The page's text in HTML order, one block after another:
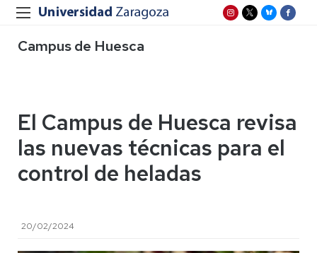
Campus de Huesca
El Campus de Huesca revisa
las nuevas técnicas para el
control de heladas
20/02/2024